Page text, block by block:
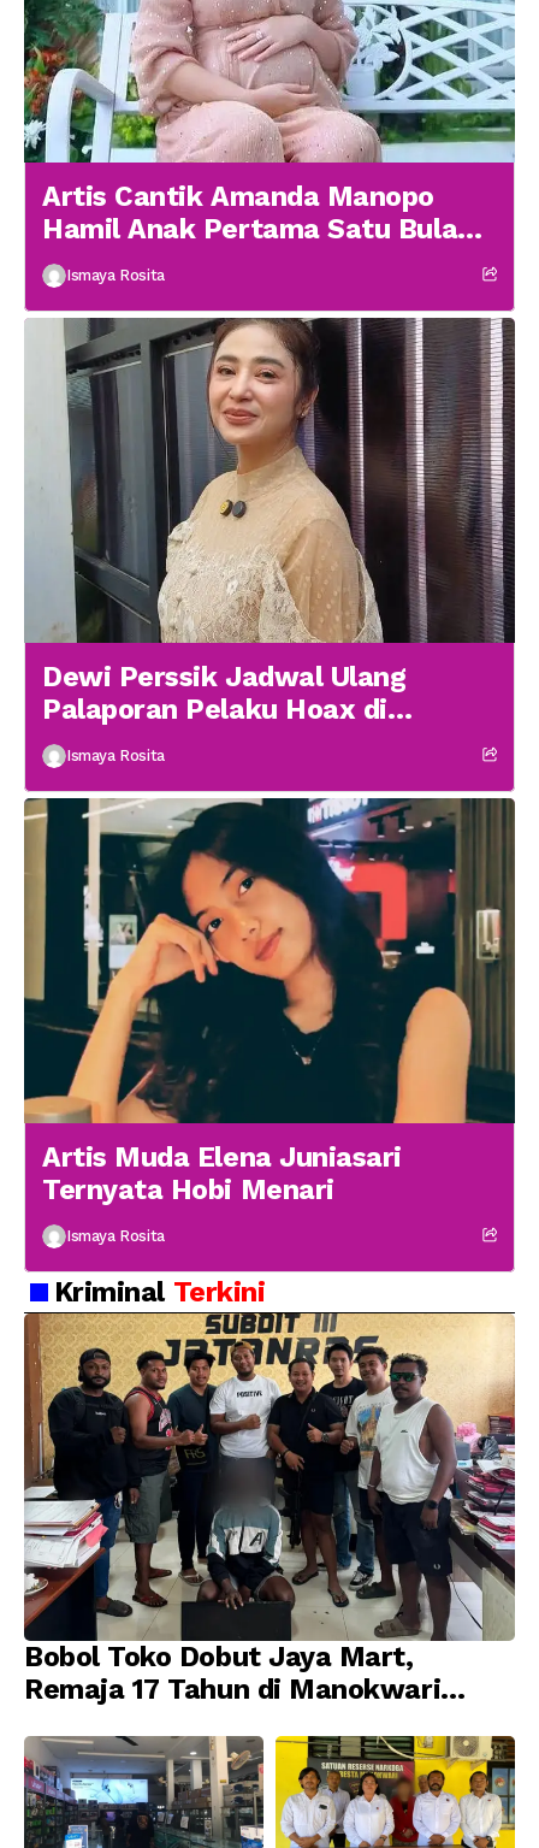
Artis Cantik Amanda Manopo
Hamil Anak Pertama Satu Bulan
menikah
Ismaya Rosita
Dewi Perssik Jadwal Ulang
Palaporan Pelaku Hoax di
Medsos
Ismaya Rosita
Artis Muda Elena Juniasari
Ternyata Hobi Menari
Ismaya Rosita
Kriminal Terkini
Bobol Toko Dobut Jaya Mart,
Remaja 17 Tahun di Manokwari
Jatanras Polda Papua Barat